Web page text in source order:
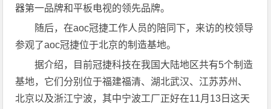
器第一品牌和平板电视的领先品牌。
随后，在aoc冠捷工作人员的陪同下，来访的校领导
参观了aoc冠捷位于北京的制造基地。
据介绍，目前冠捷科技在我国大陆地区共有5个制造
基地，它们分别位于福建福清、湖北武汉、江苏苏州、
北京以及浙江宁波，其中宁波工厂正好在11月13日这天